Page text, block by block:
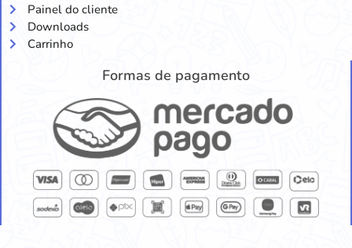
Painel do cliente
Downloads
Carrinho
Formas de pagamento